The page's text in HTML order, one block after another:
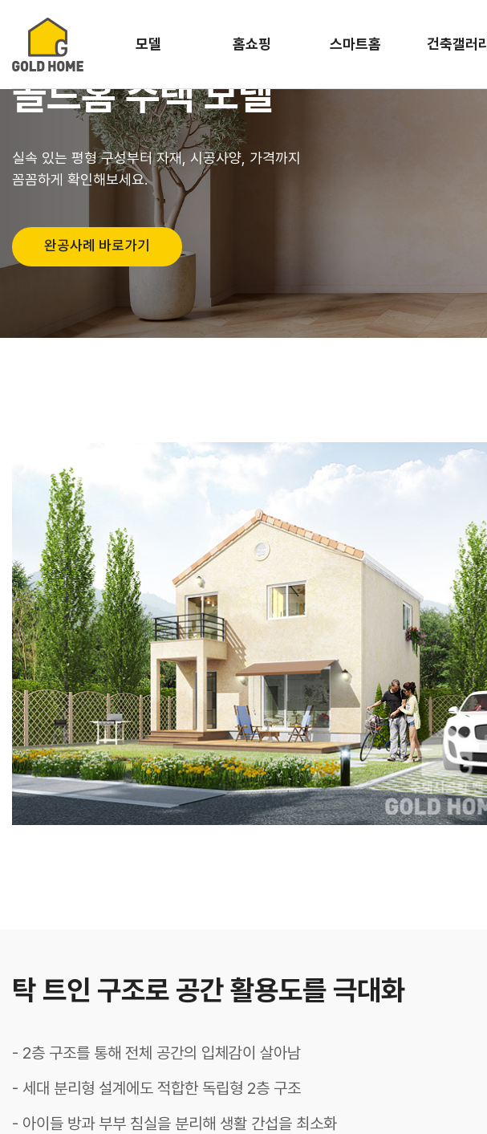
모델 홈쇼핑 스마트홈 건축갤러리
골드홈 주택 모델
실속 있는 평형 구성부터 자재, 시공사양, 가격까지
꼼꼼하게 확인해보세요.
완공사례 바로가기
탁 트인 구조로 공간 활용도를 극대화
- 2층 구조를 통해 전체 공간의 입체감이 살아남
- 세대 분리형 설계에도 적합한 독립형 2층 구조
- 아이들 방과 부부 침실을 분리해 생활 간섭을 최소화